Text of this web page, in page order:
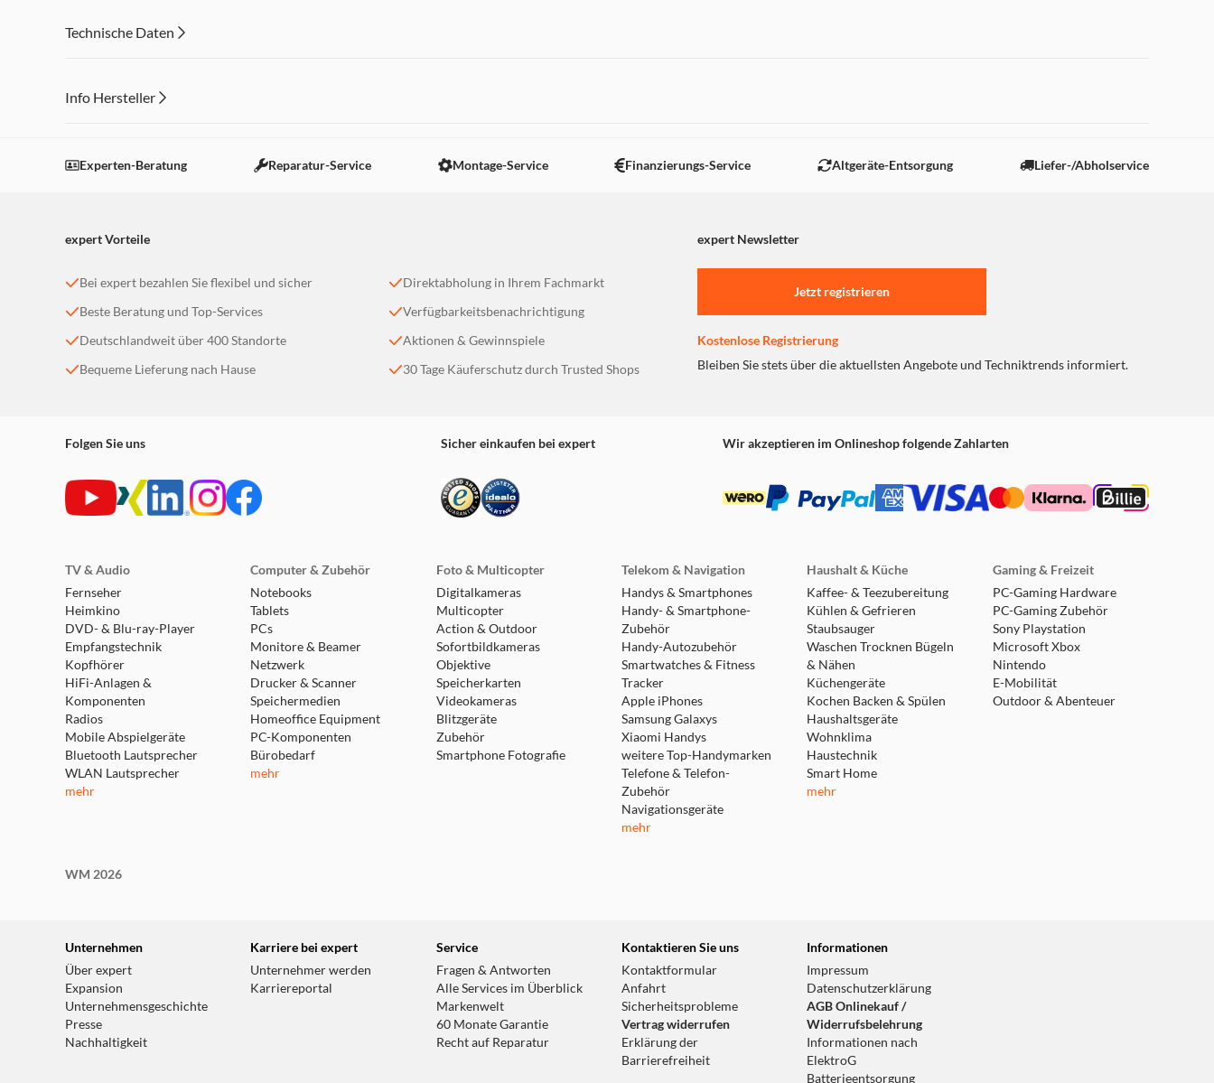
Geeignet für alle Arten von RAM- und VRM-Kühlern
eine unbegrenzte Speicherhöhe. Optional kann ein zweiter Lüfter am Auslass für einen zusätzlichen Leistungsschub installiert werden, was den Dark Rock 5 zu
einem vielseitigen Wunderwerk macht.
KOMFORTABLE HANDHABUNG
Die Installation ist ein Kinderspiel
Mit dem Dark Rock 5 ist die Installation so einfach wie nie zuvor. Dank der praktischen vormontierten Montagebrücke und der festen, aber dennoch leichtgängigen
Befestigung ist das Anbringen des Kühlers ein Kinderspiel. Ein Schraubendreher im Lieferumfang rundet das Gesamtpaket perfekt ab.
IKONISCHES DESIGN
Dark Rock 5 geht keine Kompromisse beim Stil ein. Eine magnetische Mesh-Abdeckung verdeckt die Enden der Heatpipes und das Schraubloch und sorgt für ein
CPU kühlt.
Unglaubliche Kühlleistung
Dank einer vernickelten Kühlplatte ist der Dark Rock 5 mit Flüssigmetall-Wärmeleitpaste wie der DC2 Pro kompatibel. Die Eigenschaften der
Flüssigmetallverbindung in Kombination mit dem Dark Rock 5 ermöglichen High-End-CPUs eine noch höhere Leistung.
Technische Daten
Info Hersteller
Einstellungen anpassen
Experten-Beratung Reparatur-Service Montage-Service Finanzierungs-Service Altgeräte-Entsorgung Liefer-/Abholservice
expert Vorteile expert Newsletter
Bei expert bezahlen Sie flexibel und sicher
Beste Beratung und Top-Services
Deutschlandweit über 400 Standorte
Bequeme Lieferung nach Hause
Direktabholung in Ihrem Fachmarkt
Verfügbarkeitsbenachrichtigung
Aktionen & Gewinnspiele
30 Tage Käuferschutz durch Trusted Shops
Jetzt registrieren
Kostenlose Registrierung
Bleiben Sie stets über die aktuellsten Angebote und Techniktrends informiert.
Folgen Sie uns Sicher einkaufen bei expert Wir akzeptieren im Onlineshop folgende Zahlarten
TV & Audio
Fernseher
Heimkino
DVD- & Blu-ray-Player
Empfangstechnik
Kopfhörer
HiFi-Anlagen &
Komponenten
Radios
Mobile Abspielgeräte
Bluetooth Lautsprecher
WLAN Lautsprecher
mehr
Computer & Zubehör
Notebooks
Tablets
PCs
Monitore & Beamer
Netzwerk
Drucker & Scanner
Speichermedien
Homeoffice Equipment
PC-Komponenten
Bürobedarf
mehr
Foto & Multicopter
Digitalkameras
Multicopter
Action & Outdoor
Sofortbildkameras
Objektive
Speicherkarten
Videokameras
Blitzgeräte
Zubehör
Smartphone Fotografie
Telekom & Navigation
Handys & Smartphones
Handy- & Smartphone-
Zubehör
Handy-Autozubehör
Smartwatches & Fitness
Tracker
Apple iPhones
Samsung Galaxys
Xiaomi Handys
weitere Top-Handymarken
Telefone & Telefon-
Zubehör
Navigationsgeräte
mehr
Haushalt & Küche
Kaffee- & Teezubereitung
Kühlen & Gefrieren
Staubsauger
Waschen Trocknen Bügeln
& Nähen
Küchengeräte
Kochen Backen & Spülen
Haushaltsgeräte
Wohnklima
Haustechnik
Smart Home
mehr
Gaming & Freizeit
PC-Gaming Hardware
PC-Gaming Zubehör
Sony Playstation
Microsoft Xbox
Nintendo
E-Mobilität
Outdoor & Abenteuer
WM 2026
Unternehmen
Über expert
Expansion
Unternehmensgeschichte
Presse
Nachhaltigkeit
Karriere bei expert
Unternehmer werden
Karriereportal
Service
Fragen & Antworten
Alle Services im Überblick
Markenwelt
60 Monate Garantie
Recht auf Reparatur
Kontaktieren Sie uns
Kontaktformular
Anfahrt
Sicherheitsprobleme
Vertrag widerrufen
Erklärung der
Barrierefreiheit
Informationen
Impressum
Datenschutzerklärung
AGB Onlinekauf /
Widerrufsbelehrung
Informationen nach
ElektroG
Batterieentsorgung